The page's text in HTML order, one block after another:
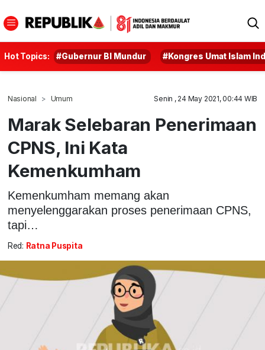
Hot Topics: #Gubernur BI Mundur #Kongres Umat Islam
Nasional Umum Senin , 24 May 2021, 00:44 WIB
Marak Selebaran Penerimaan
CPNS, Ini Kata
Kemenkumham
Kemenkumham memang akan
menyelenggarakan proses penerimaan CPNS,
tapi…
Red: Ratna Puspita